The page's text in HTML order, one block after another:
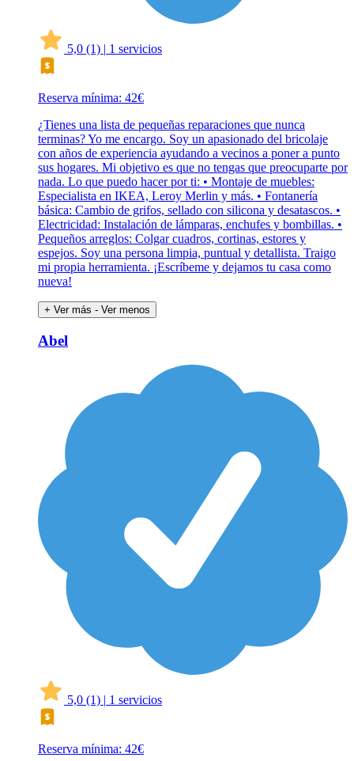
5,0 (1) | 1 servicios
Reserva mínima: 42€
¿Tienes una lista de pequeñas reparaciones que nunca
terminas? Yo me encargo. Soy un apasionado del bricolaje
con años de experiencia ayudando a vecinos a poner a punto
sus hogares. Mi objetivo es que no tengas que preocuparte por
nada. Lo que puedo hacer por ti: • Montaje de muebles:
Especialista en IKEA, Leroy Merlin y más. • Fontanería
básica: Cambio de grifos, sellado con silicona y desatascos. •
Electricidad: Instalación de lámparas, enchufes y bombillas. •
Pequeños arreglos: Colgar cuadros, cortinas, estores y
espejos. Soy una persona limpia, puntual y detallista. Traigo
mi propia herramienta. ¡Escríbeme y dejamos tu casa como
nueva!
+ Ver más - Ver menos
Abel
5,0 (1) | 1 servicios
Reserva mínima: 42€